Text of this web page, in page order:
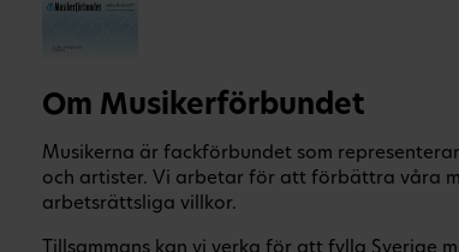
Om Musikerförbundet
Musikerna är fackförbundet som
och artister. Vi arbetar för att förbättra våra
arbetsrättsliga villkor.